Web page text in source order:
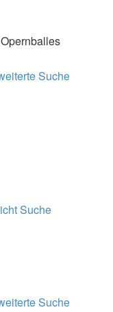
Suche
Suche
Suche